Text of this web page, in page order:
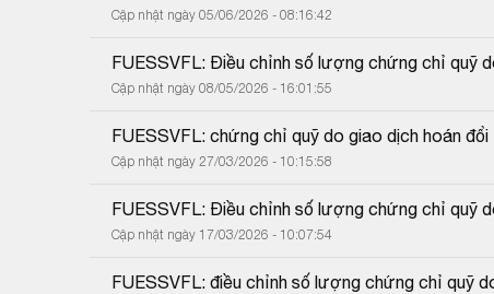
Cập nhật ngày 05/06/2026 - 08:16:42
FUESSVFL: Điều chỉnh số lượng chứng chỉ quỹ
Cập nhật ngày 08/05/2026 - 16:01:55
FUESSVFL: chứng chỉ quỹ do giao dịch hoán đổi
Cập nhật ngày 27/03/2026 - 10:15:58
FUESSVFL: Điều chỉnh số lượng chứng chỉ quỹ
Cập nhật ngày 17/03/2026 - 10:07:54
FUESSVFL: điều chỉnh số lượng chứng chỉ quỹ